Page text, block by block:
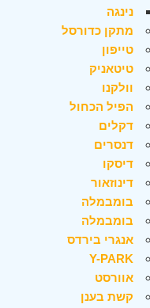
נינגה
מתקן כדורסל
טייפון
טיטאניק
וולקנו
הפיל הכחול
דקלים
דנסרים
דיסקו
דינוזאור
בומבמלה
בומבמלה
אנגרי בירדס
Y-PARK
אוורסט
קשת בענן